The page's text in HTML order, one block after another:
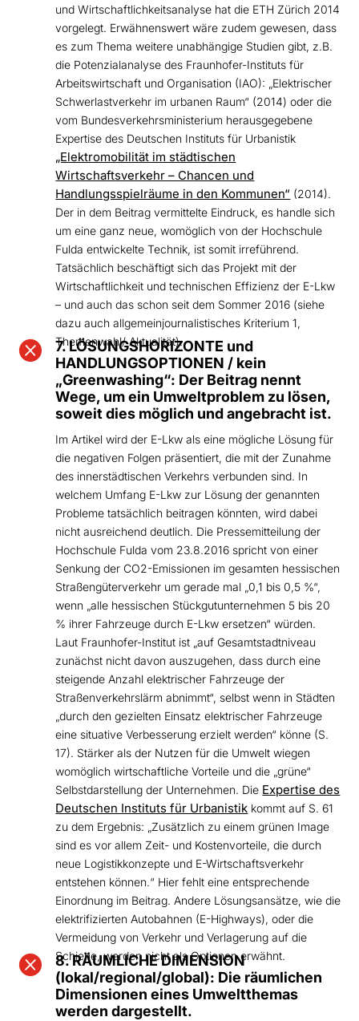
und Wirtschaftlichkeitsanalyse hat die ETH Zürich 2014
vorgelegt. Erwähnenswert wäre zudem gewesen, dass
es zum Thema weitere unabhängige Studien gibt, z.B.
die Potenzialanalyse des Fraunhofer-Instituts für
Arbeitswirtschaft und Organisation (IAO): „Elektrischer
Schwerlastverkehr im urbanen Raum“ (2014) oder die
vom Bundesverkehrsministerium herausgegebene
Expertise des Deutschen Instituts für Urbanistik
„Elektromobilität im städtischen
Wirtschaftsverkehr – Chancen und
Handlungsspielräume in den Kommunen“ (2014).
Der in dem Beitrag vermittelte Eindruck, es handle sich
um eine ganz neue, womöglich von der Hochschule
Fulda entwickelte Technik, ist somit irreführend.
Tatsächlich beschäftigt sich das Projekt mit der
Wirtschaftlichkeit und technischen Effizienz der E-Lkw
– und auch das schon seit dem Sommer 2016 (siehe
dazu auch allgemeinjournalistisches Kriterium 1,
Themenwahl/ Aktualität).

7. LÖSUNGSHORIZONTE und
HANDLUNGSOPTIONEN / kein
„Greenwashing“: Der Beitrag nennt
Wege, um ein Umweltproblem zu lösen,
soweit dies möglich und angebracht ist.
Im Artikel wird der E-Lkw als eine mögliche Lösung für
die negativen Folgen präsentiert, die mit der Zunahme
des innerstädtischen Verkehrs verbunden sind. In
welchem Umfang E-Lkw zur Lösung der genannten
Probleme tatsächlich beitragen könnten, wird dabei
nicht ausreichend deutlich. Die Pressemitteilung der
Hochschule Fulda vom 23.8.2016 spricht von einer
Senkung der CO2-Emissionen im gesamten hessischen
Straßengüterverkehr um gerade mal „0,1 bis 0,5 %“,
wenn „alle hessischen Stückgutunternehmen 5 bis 20
% ihrer Fahrzeuge durch E-Lkw ersetzen“ würden.
Laut Fraunhofer-Institut ist „auf Gesamtstadtniveau
zunächst nicht davon auszugehen, dass durch eine
steigende Anzahl elektrischer Fahrzeuge der
Straßenverkehrslärm abnimmt“, selbst wenn in Städten
„durch den gezielten Einsatz elektrischer Fahrzeuge
eine situative Verbesserung erzielt werden“ könne (S.
17). Stärker als der Nutzen für die Umwelt wiegen
womöglich wirtschaftliche Vorteile und die „grüne“
Selbstdarstellung der Unternehmen. Die Expertise des
Deutschen Instituts für Urbanistik kommt auf S. 61
zu dem Ergebnis: „Zusätzlich zu einem grünen Image
sind es vor allem Zeit- und Kostenvorteile, die durch
neue Logistikkonzepte und E-Wirtschaftsverkehr
entstehen können.“ Hier fehlt eine entsprechende
Einordnung im Beitrag. Andere Lösungsansätze, wie die
elektrifizierten Autobahnen (E-Highways), oder die
Vermeidung von Verkehr und Verlagerung auf die
Schiene, werden nicht als Optionen erwähnt.

8. RÄUMLICHE DIMENSION
(lokal/regional/global): Die räumlichen
Dimensionen eines Umweltthemas
werden dargestellt.